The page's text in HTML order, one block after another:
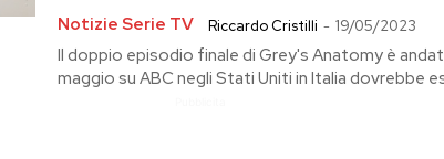
Notizie Serie TV Riccardo Cristilli - 19/05/2023
Il doppio episodio finale di Grey's Anatomy è
maggio su ABC negli Stati Uniti in Italia dovrebbe